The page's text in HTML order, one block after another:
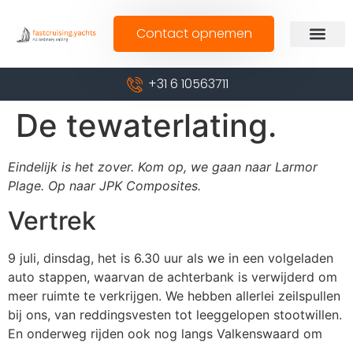
Contact opnemen
+31 6 10563711
De tewaterlating.
Eindelijk is het zover. Kom op, we gaan naar Larmor
Plage. Op naar JPK Composites.
Vertrek
9 juli, dinsdag, het is 6.30 uur als we in een volgeladen
auto stappen, waarvan de achterbank is verwijderd om
meer ruimte te verkrijgen. We hebben allerlei zeilspullen
bij ons, van reddingsvesten tot leeggelopen stootwillen.
En onderweg rijden ook nog langs Valkenswaard om